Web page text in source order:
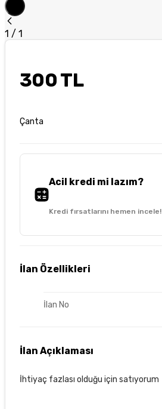
1 / 1
300 TL
Çanta
Acil kredi mi lazım?
Kredi fırsatlarını hemen incele!
İlan Özellikleri
İlan No
İlan Açıklaması
İhtiyaç fazlası olduğu için satıyorum